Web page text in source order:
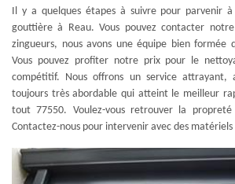
Il y a quelques étapes à suivre pour parvenir
gouttière à Reau. Vous pouvez contacter
zingueurs, nous avons une équipe bien formée
Vous pouvez profiter notre prix pour le
compétitif. Nous offrons un service
toujours très abordable qui atteint le meilleur
tout 77550. Voulez-vous retrouver la
Contactez-nous pour intervenir avec des matériels